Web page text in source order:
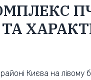
Києва на лівому